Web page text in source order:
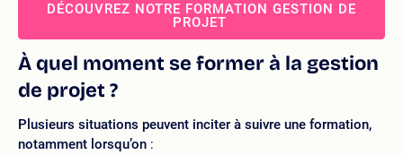
DÉCOUVREZ NOTRE FORMATION GESTION DE
PROJET
À quel moment se former à la gestion
de projet ?
Plusieurs situations peuvent inciter à suivre une formation,
notamment lorsqu’on :